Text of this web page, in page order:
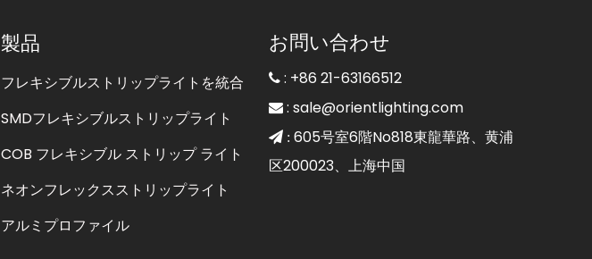
製品
フレキシブルストリップライトを統合
SMDフレキシブルストリップライト
COB フレキシブル ストリップ ライト
ネオンフレックスストリップライト
アルミプロファイル
お問い合わせ
 : +86 21-63166512
 : sale@orientlighting.com
 : 605号室6階No818東龍華路、黄浦
区200023、上海中国